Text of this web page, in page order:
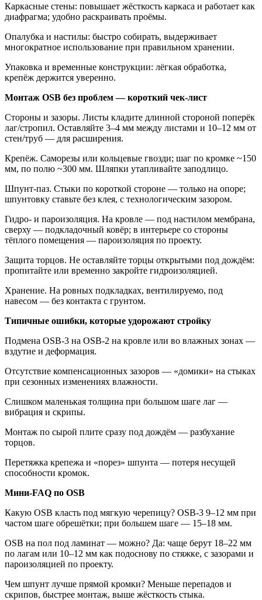
Каркасные стены: повышает жёсткость каркаса и работает как
диафрагма; удобно раскраивать проёмы.
Опалубка и настилы: быстро собирать, выдерживает
многократное использование при правильном хранении.
Упаковка и временные конструкции: лёгкая обработка,
крепёж держится уверенно.
Монтаж OSB без проблем — короткий чек-лист
Стороны и зазоры. Листы кладите длинной стороной поперёк
лаг/стропил. Оставляйте 3–4 мм между листами и 10–12 мм от
стен/труб — для расширения.
Крепёж. Саморезы или кольцевые гвозди; шаг по кромке ~150
мм, по полю ~300 мм. Шляпки утапливайте заподлицо.
Шпунт-паз. Стыки по короткой стороне — только на опоре;
шпунтовку ставьте без клея, с технологическим зазором.
Гидро- и пароизоляция. На кровле — под настилом мембрана,
сверху — подкладочный ковёр; в интерьере со стороны
тёплого помещения — пароизоляция по проекту.
Защита торцов. Не оставляйте торцы открытыми под дождём:
пропитайте или временно закройте гидроизоляцией.
Хранение. На ровных подкладках, вентилируемо, под
навесом — без контакта с грунтом.
Типичные ошибки, которые удорожают стройку
Подмена OSB-3 на OSB-2 на кровле или во влажных зонах —
вздутие и деформация.
Отсутствие компенсационных зазоров — «домики» на стыках
при сезонных изменениях влажности.
Слишком маленькая толщина при большом шаге лаг —
вибрация и скрипы.
Монтаж по сырой плите сразу под дождём — разбухание
торцов.
Перетяжка крепежа и «порез» шпунта — потеря несущей
способности кромок.
Мини-FAQ по OSB
Какую OSB класть под мягкую черепицу? OSB-3 9–12 мм при
частом шаге обрешётки; при большем шаге — 15–18 мм.
OSB на пол под ламинат — можно? Да: чаще берут 18–22 мм
по лагам или 10–12 мм как подоснову по стяжке, с зазорами и
пароизоляцией по проекту.
Чем шпунт лучше прямой кромки? Меньше перепадов и
скрипов, быстрее монтаж, выше жёсткость стыка.